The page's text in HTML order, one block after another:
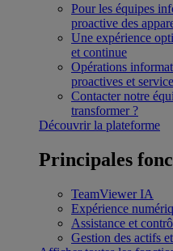
Pour les équipes
proactive des
Une expérience
et continue
Opérations
proactives et
Contacter notre
transformer ?
Découvrir la plateforme
Principales
TeamViewer IA
Expérience
Assistance et
Gestion des actifs